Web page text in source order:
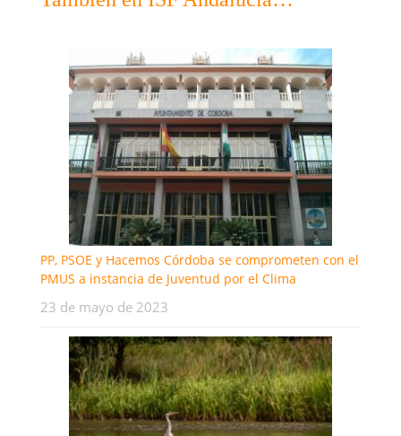
PP, PSOE y Hacemos Córdoba se comprometen con el
PMUS a instancia de Juventud por el Clima
23 de mayo de 2023